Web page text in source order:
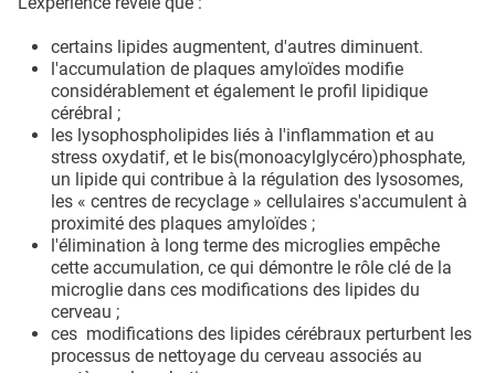
certains lipides augmentent, d'autres diminuent.
l'accumulation de plaques amyloïdes modifie
considérablement et également le profil lipidique
cérébral ;
les lysophospholipides liés à l'inflammation et au
stress oxydatif, et le bis(monoacylglycéro)phosphate,
un lipide qui contribue à la régulation des lysosomes,
les « centres de recyclage » cellulaires s'accumulent à
proximité des plaques amyloïdes ;
l'élimination à long terme des microglies empêche
cette accumulation, ce qui démontre le rôle clé de la
microglie dans ces modifications des lipides du
cerveau ;
ces modifications des lipides cérébraux perturbent les
processus de nettoyage du cerveau associés au